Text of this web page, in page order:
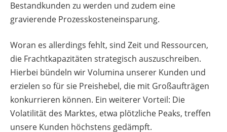
Bestandkunden zu werden und zudem eine
gravierende Prozesskosteneinsparung.
Woran es allerdings fehlt, sind Zeit und Ressourcen,
die Frachtkapazitäten strategisch auszuschreiben.
Hierbei bündeln wir Volumina unserer Kunden und
erzielen so für sie Preishebel, die mit Großaufträgen
konkurrieren können. Ein weiterer Vorteil: Die
Volatilität des Marktes, etwa plötzliche Peaks, treffen
unsere Kunden höchstens gedämpft.